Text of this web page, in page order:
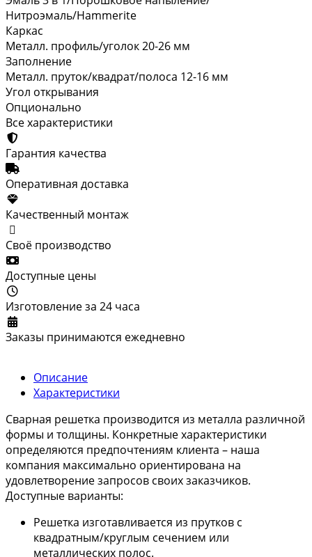
Нитроэмаль/Hammerite
Каркас
Металл. профиль/уголок 20-26 мм
Заполнение
Металл. пруток/квадрат/полоса 12-16 мм
Угол открывания
Опционально
Все характеристики
Гарантия качества
Оперативная доставка
Качественный монтаж
Своё производство
Доступные цены
Изготовление за 24 часа
Заказы принимаются ежедневно
Описание
Характеристики
Сварная решетка производится из металла различной
формы и толщины. Конкретные характеристики
определяются предпочтениям клиента – наша
компания максимально ориентирована на
удовлетворение запросов своих заказчиков.
Доступные варианты:
Решетка изготавливается из прутков с
квадратным/круглым сечением или
металлических полос.